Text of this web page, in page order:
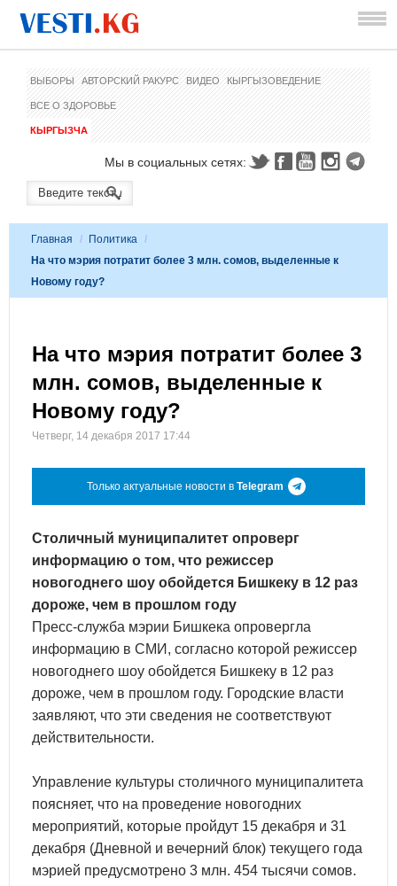
ВЫБОРЫ АВТОРСКИЙ РАКУРС ВИДЕО КЫРГЫЗОВЕДЕНИЕ
ВСЕ О ЗДОРОВЬЕ
КЫРГЫЗЧА
Мы в социальных сетях:
Главная / Политика /
На что мэрия потратит более 3 млн. сомов, выделенные к
Новому году?
На что мэрия потратит более 3
млн. сомов, выделенные к
Новому году?
Четверг, 14 декабря 2017 17:44
Только актуальные новости в Telegram
Столичный муниципалитет опроверг
информацию о том, что режиссер
новогоднего шоу обойдется Бишкеку в 12 раз
дороже, чем в прошлом году
Пресс-служба мэрии Бишкека опровергла
информацию в СМИ, согласно которой режиссер
новогоднего шоу обойдется Бишкеку в 12 раз
дороже, чем в прошлом году. Городские власти
заявляют, что эти сведения не соответствуют
действительности.
Управление культуры столичного муниципалитета
поясняет, что на проведение новогодних
мероприятий, которые пройдут 15 декабря и 31
декабря (Дневной и вечерний блок) текущего года
мэрией предусмотрено 3 млн. 454 тысячи сомов.